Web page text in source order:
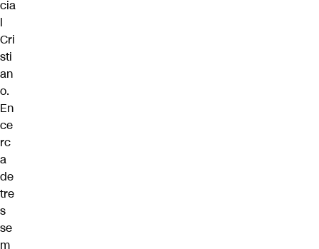
cia
l
Cri
sti
an
o.
En
ce
rc
a
de
tre
s
se
m